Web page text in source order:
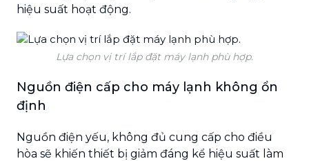
hiệu suất hoạt động.
Lựa chọn vị trí lắp đặt máy lạnh phù hợp.
Nguồn điện cấp cho máy lạnh không ổn
định
Nguồn điện yếu, không đủ cung cấp cho điều
hòa sẽ khiến thiết bị giảm đáng kể hiệu suất làm